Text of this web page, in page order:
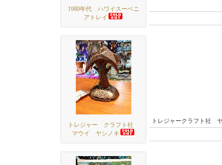
1980年代 ハワイスーベニ
アトレイ
トレジャー クラフト社
マウイ ヤシノキ
トレジャークラフト社